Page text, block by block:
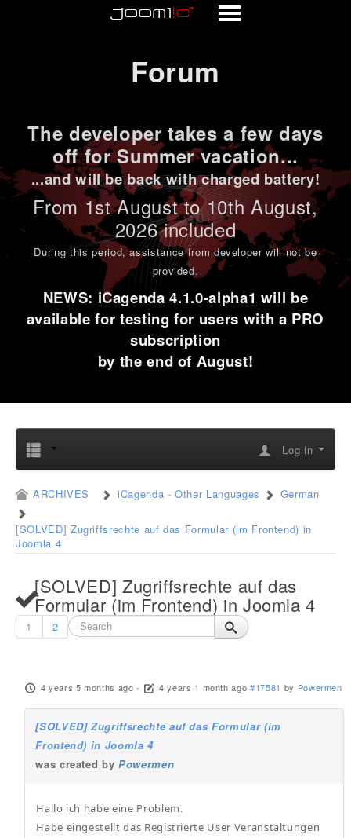
Forum
The developer takes a few days
off for Summer vacation...
...and will be back with charged battery!
From 1stAugust to 10th August,
2026 included
During this period,assistance from developer will not be
provided.
NEWS: iCagenda 4.1.0-alpha1 will be
available for testing for users with a PRO
subscription
by the end of August!
Log in
ARCHIVES iCagenda - Other Languages German
[SOLVED] Zugriffsrechte auf das Formular (im Frontend) in
Joomla 4
[SOLVED] Zugriffsrechte auf das
Formular (im Frontend) in Joomla 4
1 2
4 years 5 months ago - 4 years 1 month ago #17581 by Powermen
[SOLVED] Zugriffsrechte auf das Formular (im
Frontend) in Joomla 4
was created byPowermen
Hallo ich habe eine Problem.
Habe eingestellt das Registrierte User Veranstaltungen